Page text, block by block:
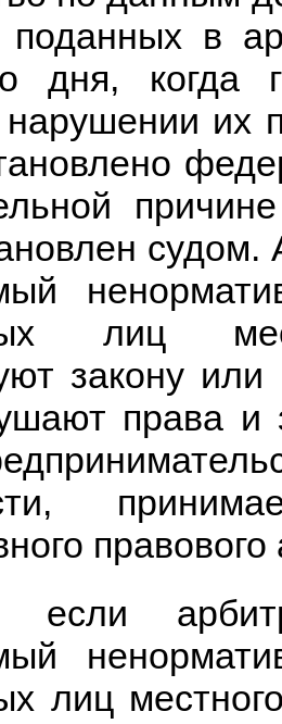
поданных в
дня, когда
нарушении их
судом.
лиц
закону
права и
если
лиц